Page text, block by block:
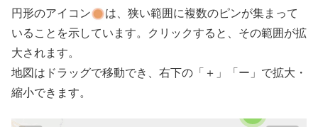
円形のアイコン
は、狭い範囲に複数のピンが集まって
いることを示しています。クリックすると、その範囲が拡
大されます。
地図はドラッグで移動でき、右下の「＋」「ー」で拡大・
縮小できます。